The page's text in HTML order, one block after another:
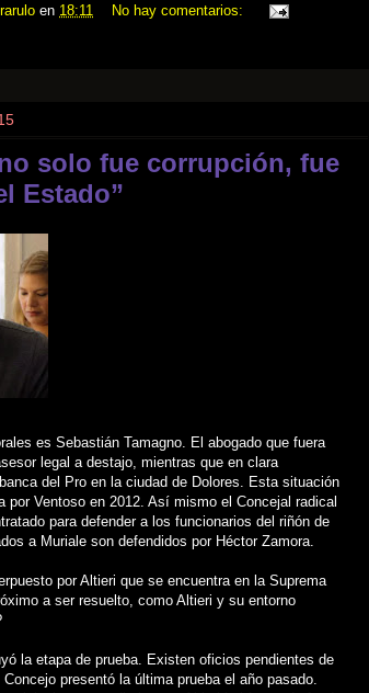
en 18:11 No hay comentarios:
solo fue corrupción, fue
Estado”
es Sebastián Tamagno. El abogado que fuera
legal a destajo, mientras que en clara
del Pro en la ciudad de Dolores. Esta situación
por Ventoso en 2012. Así mismo el Concejal radical
para defender a los funcionarios del riñón de
a Muriale son defendidos por Héctor Zamora.
por Altieri que se encuentra en la Suprema
a ser resuelto, como Altieri y su entorno
la etapa de prueba. Existen oficios pendientes de
presentó la última prueba el año pasado.